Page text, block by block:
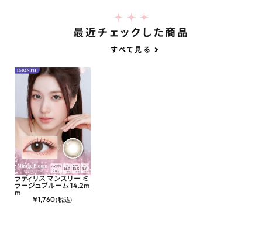
最近チェックした商品
すべて見る
ラディリス マンスリー ミ
ラージュブルーム 14.2m
m
¥1,760(税込)